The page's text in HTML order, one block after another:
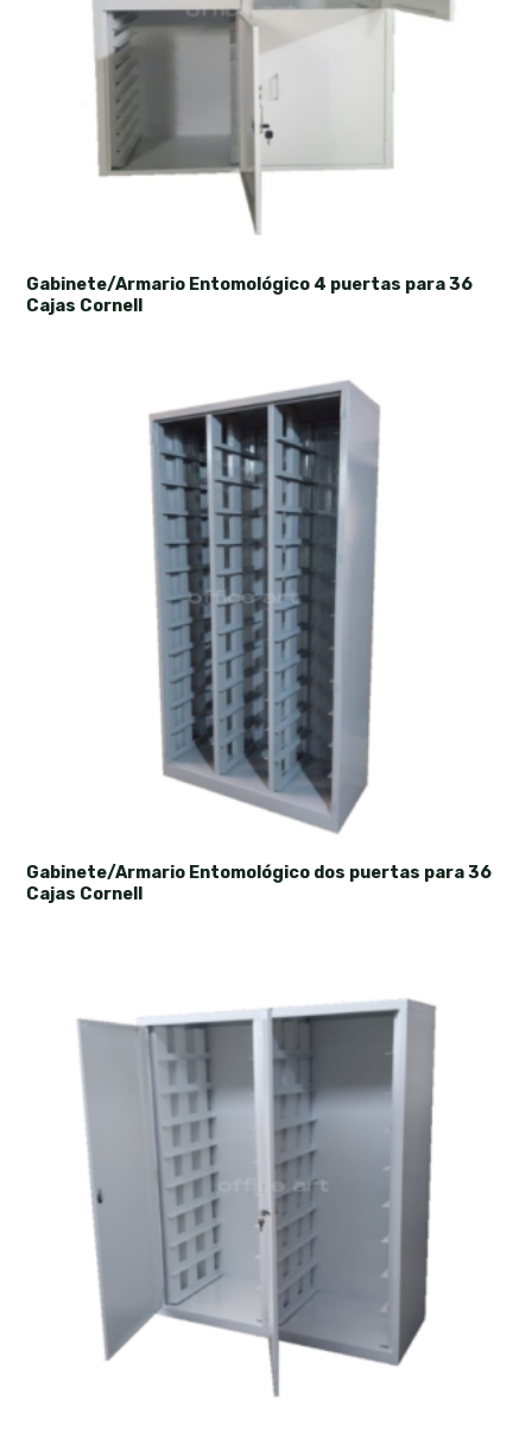
Gabinete/Armario Entomológico 4 puertas para 36
Cajas Cornell
Gabinete/Armario Entomológico dos puertas para 36
Cajas Cornell